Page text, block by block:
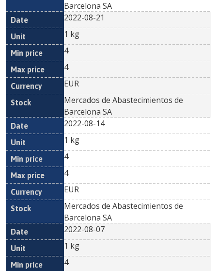
Barcelona SA
2022-08-21
1 kg
4
4
EUR
Mercados de Abastecimientos de
Barcelona SA
2022-08-14
1 kg
4
4
EUR
Mercados de Abastecimientos de
Barcelona SA
2022-08-07
1 kg
4